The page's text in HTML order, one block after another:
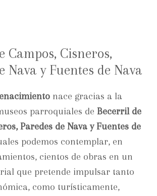
Campos, Cisneros,
Nava y Fuentes de Nava
nace gracias a la
parroquiales de Becerril de
Paredes de Nava y Fuentes de
podemos contemplar, en
cientos de obras en un
que pretende impulsar tanto
como turísticamente,